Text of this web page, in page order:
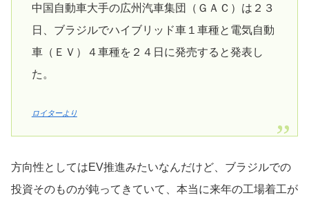
中国自動車大手の広州汽車集団（ＧＡＣ）は２３
日、ブラジルでハイブリッド車１車種と電気自動
車（ＥＶ）４車種を２４日に発売すると発表し
た。
ロイターより
方向性としてはEV推進みたいなんだけど、ブラジルでの
投資そのものが鈍ってきていて、本当に来年の工場着工が